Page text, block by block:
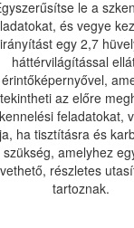
le a
és vegye
irányítást egy 2,7
háttérvilágítással
érintőképernyővel,
az előre
feladatokat,
ha tisztításra és
szükség, amelyhez
részletes
tartoznak.